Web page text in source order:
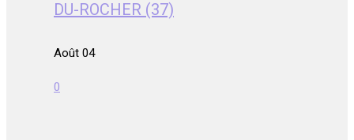
DU-ROCHER (37)
Août 04
0